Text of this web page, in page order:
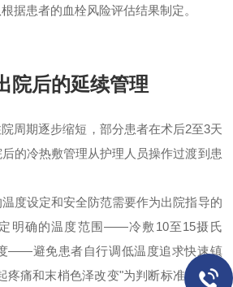
据患者的血栓风险评估结果制定。
后的延续管理
期逐步缩短，部分患者在术后2至3天
的冷热敷管理从护理人员操作过渡到患
设定和安全防范需要作为出院指导的
明确的温度范围——冷敷10至15摄氏
——避免患者自行调低温度追求快速镇
疼痛和末梢色泽改变"为判断标准，而非